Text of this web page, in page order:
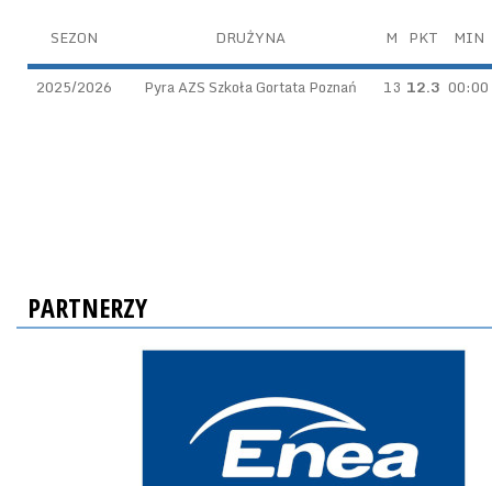
SEZON DRUŻYNA M PKT MIN
2025/2026 Pyra AZS Szkoła Gortata Poznań 13 12.3 00:00
PARTNERZY